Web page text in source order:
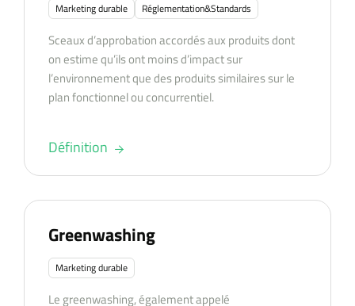
Marketing durable Réglementation&Standards
Sceaux d’approbation accordés aux produits dont
on estime qu’ils ont moins d’impact sur
l’environnement que des produits similaires sur le
plan fonctionnel ou concurrentiel.
Définition
Greenwashing
Marketing durable
Le greenwashing, également appelé